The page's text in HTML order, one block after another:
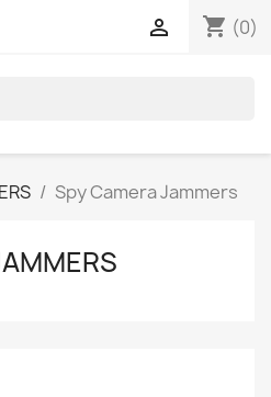
shopping_cart (0)

Spy Camera Jammers